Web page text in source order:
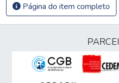
Página do item completo